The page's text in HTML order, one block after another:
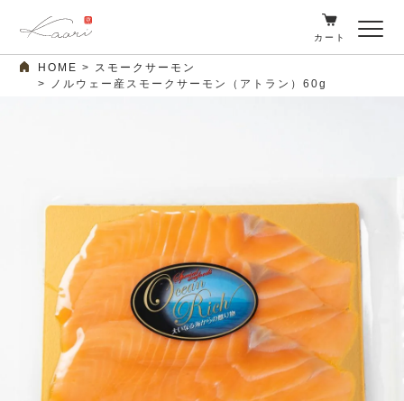
カート
HOME
スモークサーモン
ノルウェー産スモークサーモン（アトラン）60g